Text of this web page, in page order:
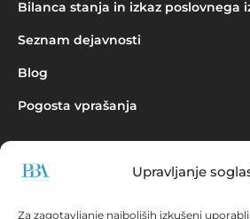
Upravljanje
Za zagotavljanje najboljših izkušenj
Bilanca stanja in izkaz poslovnega
Seznam dejavnosti
Blog
Pogosta vprašanja